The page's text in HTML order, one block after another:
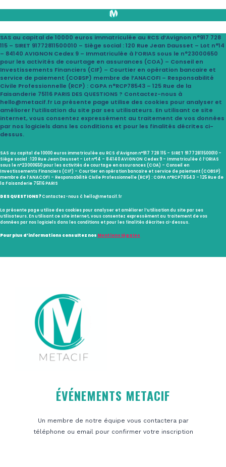
SAS au capital de 10000 euros immatriculée au RCS d’Avignon n°917 728
115 – SIRET 91772811500010 – Siège social : 120 Rue Jean Dausset – Lot n°14
– 84140 AVIGNON Cedex 9 – Immatriculée à l’ORIAS sous le n°23000650
pour les activités de courtage en assurances (COA) – Conseil en
Investissements Financiers (CIF) – Courtier en opération bancaire et
service de paiement (COBSP) membre de l’ANACOFI – Responsabilité
Civile Professionnelle (RCP) : CGPA n°RCP78543 – 125 Rue de la
Faisanderie 75116 PARIS DES QUESTIONS ? Contactez-nous à
hello@metacif.fr La présente page utilise des cookies pour analyser et
améliorer l’utilisation du site par ses utilisateurs. En utilisant ce site
internet, vous consentez expressément au traitement de vos données
par nos logiciels dans les conditions et pour les finalités décrites ci-
dessus.
SAS au capital de 10000 euros immatriculée au RCS d’Avignon n°917 728 115 – SIRET 91772811500010 –
Siège social : 120 Rue Jean Dausset – Lot n°14 – 84140 AVIGNON Cedex 9 – Immatriculée à l’ORIAS
sous le n°23000650 pour les activités de courtage en assurances (COA) – Conseil en
Investissements Financiers (CIF) – Courtier en opération bancaire et service de paiement (COBSP)
membre de l’ANACOFI – Responsabilité Civile Professionnelle (RCP) : CGPA n°RCP78543 – 125 Rue de
la Faisanderie 75116 PARIS
DES QUESTIONS ?Contactez-nous à hello@metacif.fr
La présente page utilise des cookies pour analyser et améliorer l’utilisation du site par ses
utilisateurs. En utilisant ce site internet, vous consentez expressément au traitement de vos
données par nos logiciels dans les conditions et pour les finalités décrites ci-dessus.
Pour plus d’informations consultez nos Mentions légales
ÉVÉNEMENTS METACIF
Un membre de notre équipe vous contactera par
téléphone ou email pour confirmer votre inscription